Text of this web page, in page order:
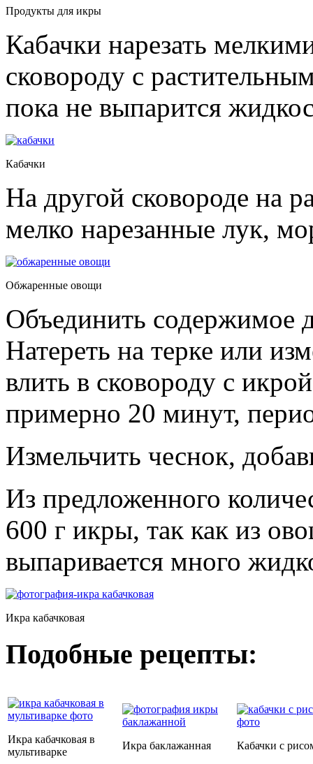
Продукты для икры
Кабачки нарезать
сковороду с
пока не выпарится
Кабачки
На другой сковороде на
мелко нарезанные лук,
Обжаренные овощи
Объединить содержимое
Натереть на терке или
влить в сковороду с
примерно 20 минут,
Измельчить чеснок,
Из предложенного
600 г икры, так как из
выпаривается много
Икра кабачковая
Подобные рецепты:
Икра кабачковая в
мультиварке
Икра баклажанная Кабачки с